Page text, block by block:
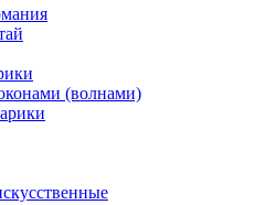
(волнами)